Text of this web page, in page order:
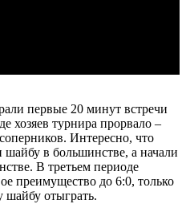
первые 20 минут встречи
хозяев турнира прорвало –
Интересно, что
в большинстве, а начали
В третьем периоде
преимущество до 6:0, только
шайбу отыграть.